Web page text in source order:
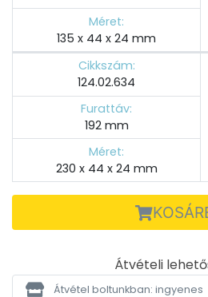
Méret:
135 x 44 x 24 mm
Cikkszám:
124.02.634
Furattáv:
192 mm
Méret:
230 x 44 x 24 mm
Átvételi
Átvétel boltunkban: ingyenes